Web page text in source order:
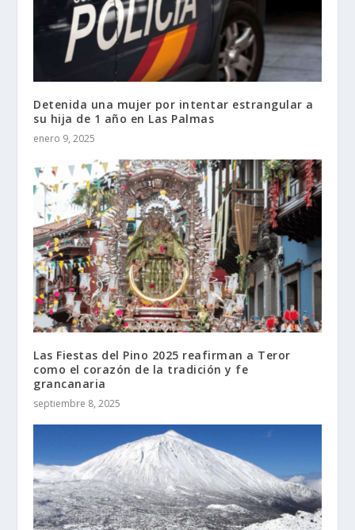
Detenida una mujer por intentar estrangular a
su hija de 1 año en Las Palmas
enero 9, 2025
Las Fiestas del Pino 2025 reafirman a Teror
como el corazón de la tradición y fe
grancanaria
septiembre 8, 2025